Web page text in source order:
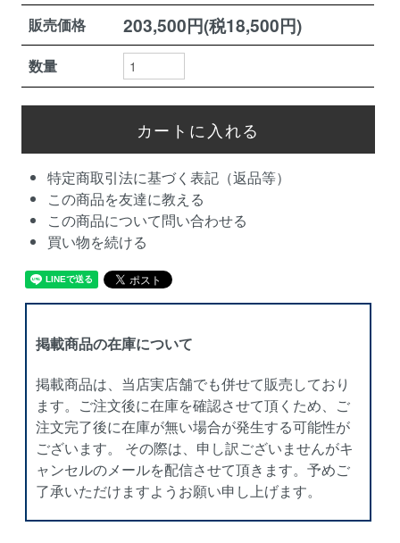
販売価格
203,500円(税18,500円)
数量
特定商取引法に基づく表記（返品等）
この商品を友達に教える
この商品について問い合わせる
買い物を続ける
掲載商品の在庫について
掲載商品は、当店実店舗でも併せて販売しており
ます。ご注文後に在庫を確認させて頂くため、ご
注文完了後に在庫が無い場合が発生する可能性が
ございます。 その際は、申し訳ございませんがキ
ャンセルのメールを配信させて頂きます。予めご
了承いただけますようお願い申し上げます。